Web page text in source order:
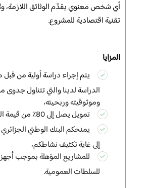
أي شخص معنوي يقدّم الوثائق اللازمة،
تقنية اقتصادية للمشروع.
المزايا
يتم إجراء دراسة أولية من
الدراسة لدينا والتي تتناول
وموثوقيته وربحيته،
تمويل يصل إلى 80٪ من قيمة المشروع،
يمنحكم البنك الوطني
إلى غاية تكثيف نشاطكم،
للمشاريع المؤهلة بموجب
للسلطات العمومية.